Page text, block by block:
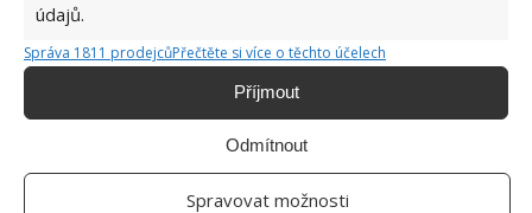
údajů.
Správa 1811 prodejcůPřečtěte si více o těchto účelech
Příjmout
Odmítnout
Spravovat možnosti